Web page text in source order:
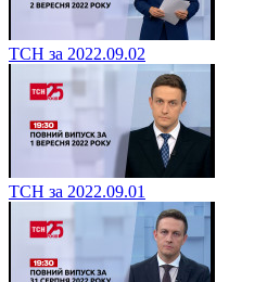
ТСН за 2022.09.02
ТСН за 2022.09.01